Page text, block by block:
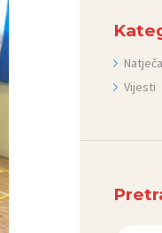
Vijesti